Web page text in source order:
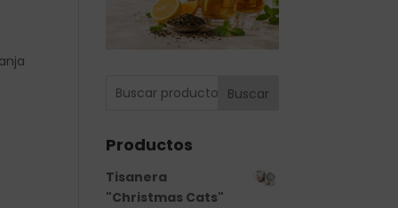
Buscar
Productos
Tisanera
"Christmas Cats"